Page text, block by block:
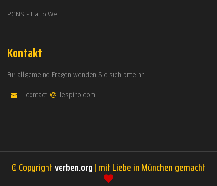
PONS - Hallo Welt!
Kontakt
Für allgemeine Fragen wenden Sie sich bitte an
contact lespino.com
© Copyrightverben.org| mit Liebe in München gemacht